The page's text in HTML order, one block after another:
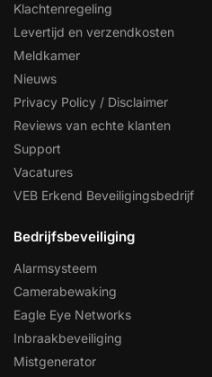
Klachtenregeling
Levertijd en verzendkosten
Meldkamer
Nieuws
Privacy Policy / Disclaimer
Reviews van echte klanten
Support
Vacatures
VEB Erkend Beveiligingsbedrijf
Bedrijfsbeveiliging
Alarmsysteem
Camerabewaking
Eagle Eye Networks
Inbraakbeveiliging
Mistgenerator